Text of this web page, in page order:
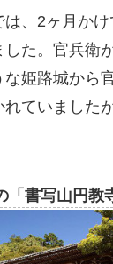
は、2ヶ月か
した。官兵衛
姫路城から
ていました
書写山円教